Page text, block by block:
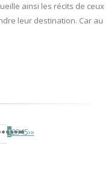
ainsi les récits de ceux
leur destination. Car au
12345›»